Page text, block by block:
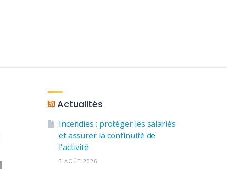
Actualités
Incendies : protéger les salariés
et assurer la continuité de
l'activité
3 AOÛT 2026